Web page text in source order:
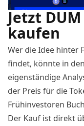
Jetzt
kaufen
Wer die Idee hinter
findet, könnte in
eigenständige
der Preis für die
Frühinvestoren
Der Kauf ist direkt